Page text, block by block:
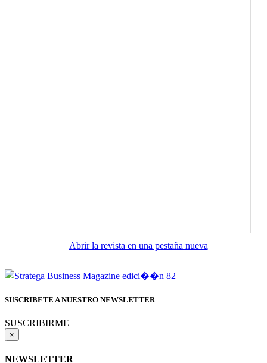
Abrir la revista en una pestaña nueva
SUSCRIBETE A NUESTRO NEWSLETTER
SUSCRIBIRME
×
NEWSLETTER